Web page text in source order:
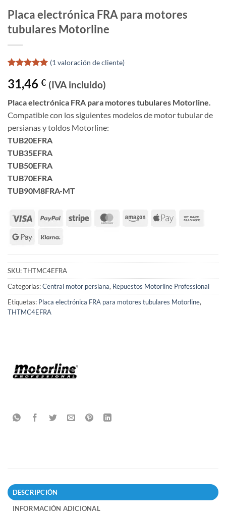
Placa electrónica FRA para motores
tubulares Motorline
con
5de 5
en base a
valoración
de un
cliente
(1 valoración de cliente)
31,46 € (IVA incluido)
Placa electrónica FRA para motores tubulares Motorline.
Compatible con los siguientes modelos de motor tubular de
persianas y toldos Motorline:
TUB20EFRA
TUB35EFRA
TUB50EFRA
TUB70EFRA
TUB90M8FRA-MT
SKU:THTMC4EFRA
Categorías:Central motor persiana, Repuestos Motorline Professional
Etiquetas: Placa electrónica FRA para motores tubulares Motorline,
THTMC4EFRA
DESCRIPCIÓN
INFORMACIÓN ADICIONAL